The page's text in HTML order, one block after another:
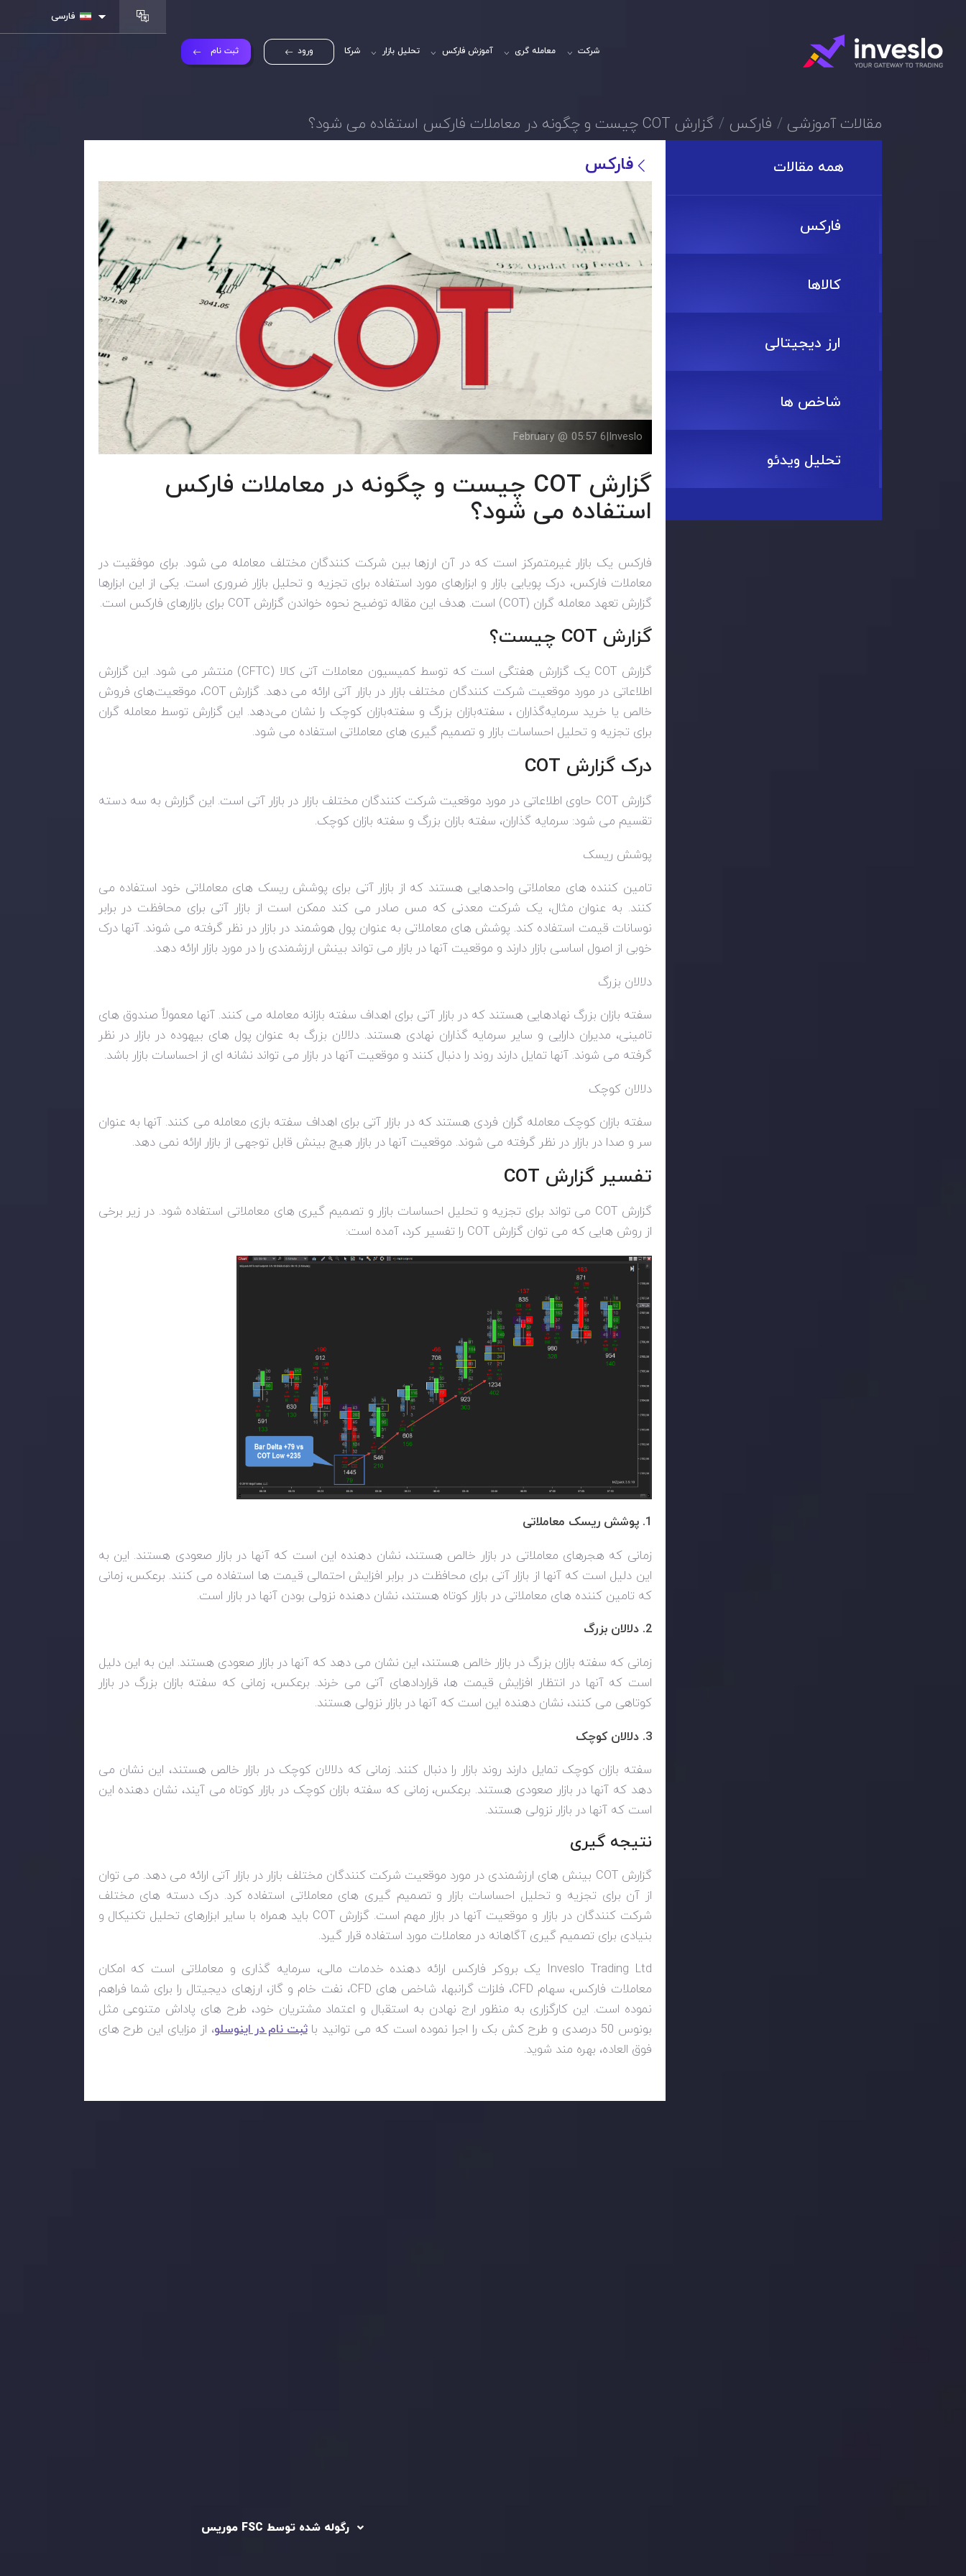
شرکت معامله گری آموزش فارکس تحلیل بازار شرکا ورود ثبت نام
فارسی
مقالات آموزشی فارکس گزارش COT چیست و چگونه در معاملات فارکس استفاده می شود؟
همه مقالات
فارکس
کالاها
ارز دیجیتالی
شاخص ها
تحلیل ویدئو
فارکس
Inveslo
|
6 February @ 05:57
گزارش COT چیست و چگونه در معاملات فارکس
استفاده می شود؟
فارکس یک بازار غیرمتمرکز است که در آن ارزها بین شرکت کنندگان مختلف معامله می شود. برای موفقیت در
معاملات فارکس، درک پویایی بازار و ابزارهای مورد استفاده برای تجزیه و تحلیل بازار ضروری است. یکی از این ابزارها
گزارش تعهد معامله گران (COT) است. هدف این مقاله توضیح نحوه خواندن گزارشCOT برای بازارهای فارکس است.
گزارش COT چیست؟
گزارش COT یک گزارش هفتگی است که توسط کمیسیون معاملات آتی کالا (CFTC) منتشر می شود. این گزارش
اطلاعاتی در مورد موقعیت شرکت کنندگان مختلف بازار در بازار آتی ارائه می دهد. گزارشCOT، موقعیت‌های فروش
خالص یا خرید سرمایه‌گذاران ، سفته‌بازان بزرگ و سفته‌بازان کوچک را نشان می‌دهد. این گزارش توسط معامله گران
برای تجزیه و تحلیل احساسات بازار و تصمیم گیری های معاملاتی استفاده می شود.
درک گزارش COT
گزارشCOT حاوی اطلاعاتی در مورد موقعیت شرکت کنندگان مختلف بازار در بازار آتی است. این گزارش به سه دسته
تقسیم می شود: سرمایه گذاران، سفته بازان بزرگ و سفته بازان کوچک.
پوشش ریسک
تامین کننده های معاملاتی واحدهایی هستند که از بازار آتی برای پوشش ریسک های معاملاتی خود استفاده می
کنند. به عنوان مثال، یک شرکت معدنی که مس صادر می کند ممکن است از بازار آتی برای محافظت در برابر
نوسانات قیمت استفاده کند. پوشش های معاملاتی به عنوان پول هوشمند در بازار در نظر گرفته می شوند. آنها درک
خوبی از اصول اساسی بازار دارند و موقعیت آنها در بازار می تواند بینش ارزشمندی را در مورد بازار ارائه دهد.
دلالان بزرگ
سفته بازان بزرگ نهادهایی هستند که در بازار آتی برای اهداف سفته بازانه معامله می کنند. آنها معمولاً صندوق های
تامینی، مدیران دارایی و سایر سرمایه گذاران نهادی هستند. دلالان بزرگ به عنوان پول های بیهوده در بازار در نظر
گرفته می شوند. آنها تمایل دارند روند را دنبال کنند و موقعیت آنها در بازار می تواند نشانه ای از احساسات بازار باشد.
دلالان کوچک
سفته بازان کوچک معامله گران فردی هستند که در بازار آتی برای اهداف سفته بازی معامله می کنند. آنها به عنوان
سر و صدا در بازار در نظر گرفته می شوند. موقعیت آنها در بازار هیچ بینش قابل توجهی از بازار ارائه نمی دهد.
تفسیر گزارش COT
گزارش COT می تواند برای تجزیه و تحلیل احساسات بازار و تصمیم گیری های معاملاتی استفاده شود. در زیر برخی
از روش هایی که می توان گزارشCOT را تفسیر کرد، آمده است:
1. پوشش ریسک معاملاتی
زمانی که هجرهای معاملاتی در بازار خالص هستند، نشان دهنده این است که آنها در بازار صعودی هستند. این به
این دلیل است که آنها از بازار آتی برای محافظت در برابر افزایش احتمالی قیمت ها استفاده می کنند. برعکس، زمانی
که تامین کننده های معاملاتی در بازار کوتاه هستند، نشان دهنده نزولی بودن آنها در بازار است.
2. دلالان بزرگ
زمانی که سفته بازان بزرگ در بازار خالص هستند، این نشان می دهد که آنها در بازار صعودی هستند. این به این دلیل
است که آنها در انتظار افزایش قیمت ها، قراردادهای آتی می خرند. برعکس، زمانی که سفته بازان بزرگ در بازار
کوتاهی می کنند، نشان دهنده این است که آنها در بازار نزولی هستند.
3. دلالان کوچک
سفته بازان کوچک تمایل دارند روند بازار را دنبال کنند. زمانی که دلالان کوچک در بازار خالص هستند، این نشان می
دهد که آنها در بازار صعودی هستند. برعکس، زمانی که سفته بازان کوچک در بازار کوتاه می آیند، نشان دهنده این
است که آنها در بازار نزولی هستند.
نتیجه گیری
گزارشCOT بینش های ارزشمندی در مورد موقعیت شرکت کنندگان مختلف بازار در بازار آتی ارائه می دهد. می توان
از آن برای تجزیه و تحلیل احساسات بازار و تصمیم گیری های معاملاتی استفاده کرد. درک دسته های مختلف
شرکت کنندگان در بازار و موقعیت آنها در بازار مهم است. گزارشCOT باید همراه با سایر ابزارهای تحلیل تکنیکال و
بنیادی برای تصمیم گیری آگاهانه در معاملات مورد استفاده قرار گیرد.
Inveslo Trading Ltd یک بروکر فارکس ارائه دهنده خدمات مالی، سرمایه گذاری و معاملاتی است که امکان
معاملات فارکس، سهام CFD، فلزات گرانبها، شاخص های CFD، نفت خام و گاز، ارزهای دیجیتال را برای شما فراهم
نموده است. این کارگزاری به منظور ارج نهادن به استقبال و اعتماد مشتریان خود، طرح های پاداش متنوعی مثل
بونوس 50 درصدی و طرح کش بک را اجرا نموده است که می توانید با
ثبت نام در اینوسلو، از مزایای این طرح های
فوق العاده، بهره مند شوید.
رگوله شده توسط FSC موریس